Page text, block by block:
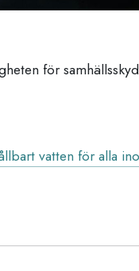
för
vatten för alla